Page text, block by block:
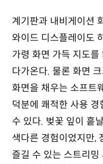
계기판과 내비게이션
와이드 디스플레이도
가령 화면 가득 지도
다가온다. 물론 화면
화면을 채우는 소프트
덕분에 쾌적한 사용
수 있다. 벚꽃 잎이 흩
색다른 경험이었지만,
즐길 수 있는 스트리밍